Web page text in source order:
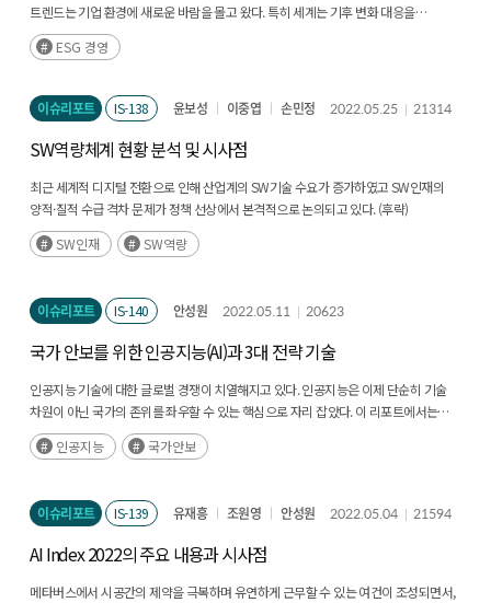
트렌드는 기업 환경에 새로운 바람을 몰고 왔다. 특히 세계는 기후 변화 대응을
촉구하는 시대적 요구에 부응하고 있다. (후략)
ESG 경영
이슈리포트 IS-138 윤보성 이중엽 손민정 2022.05.25 21314
SW역량체계 현황 분석 및 시사점
최근 세계적 디지털 전환으로 인해 산업계의 SW기술 수요가 증가하였고 SW인재의
양적·질적 수급 격차 문제가 정책 선상에서 본격적으로 논의되고 있다. (후략)
SW인재
SW역량
이슈리포트 IS-140 안성원 2022.05.11 20623
국가 안보를 위한 인공지능(AI)과 3대 전략 기술
인공지능 기술에 대한 글로벌 경쟁이 치열해지고 있다. 인공지능은 이제 단순히 기술
차원이 아닌 국가의 존위를 좌우할 수 있는 핵심으로 자리 잡았다. 이 리포트에서는
인공지능 기술에 대한 경쟁 및 발전 동향을 살펴보고, 국가 안보를 결정지을 수 있는
주요 인공지능 기술들과 그 사례를 분석해 보고자 한다. (후략)
인공지능 국가안보
이슈리포트 IS-139 유재흥 조원영 안성원 2022.05.04 21594
AI Index 2022의 주요 내용과 시사점
메타버스에서 시공간의 제약을 극복하며 유연하게 근무할 수 있는 여건이 조성되면서,